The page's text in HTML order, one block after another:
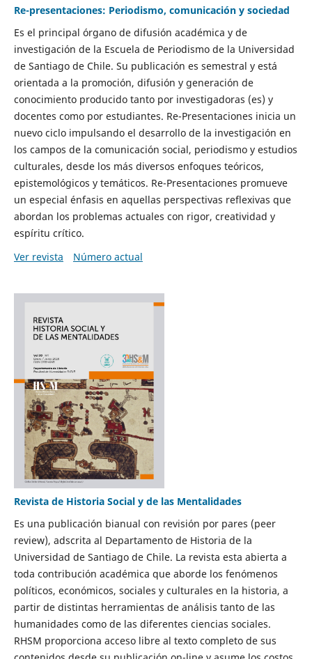
Re-presentaciones: Periodismo, comunicación y sociedad
Es el principal órgano de difusión académica y de
investigación de la Escuela de Periodismo de la Universidad
de Santiago de Chile. Su publicación es semestral y está
orientada a la promoción, difusión y generación de
conocimiento producido tanto por investigadoras (es) y
docentes como por estudiantes. Re-Presentaciones inicia un
nuevo ciclo impulsando el desarrollo de la investigación en
los campos de la comunicación social, periodismo y estudios
culturales, desde los más diversos enfoques teóricos,
epistemológicos y temáticos. Re-Presentaciones promueve
un especial énfasis en aquellas perspectivas reflexivas que
abordan los problemas actuales con rigor, creatividad y
espíritu crítico.
Ver revista
Número actual
Revista de Historia Social y de las Mentalidades
Es una publicación bianual con revisión por pares (peer
review), adscrita al Departamento de Historia de la
Universidad de Santiago de Chile. La revista esta abierta a
toda contribución académica que aborde los fenómenos
políticos, económicos, sociales y culturales en la historia, a
partir de distintas herramientas de análisis tanto de las
humanidades como de las diferentes ciencias sociales.
RHSM proporciona acceso libre al texto completo de sus